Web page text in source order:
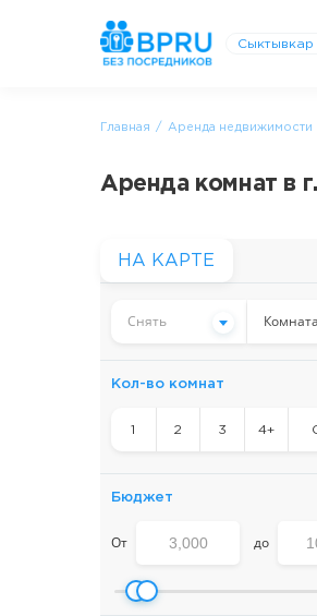
Сыктывкар
Главная Аренда недвижимости
Аренда комнат в
Снять Комната
Кол-во комнат
1 2 3 4+
Бюджет
От до
НА КАРТЕ